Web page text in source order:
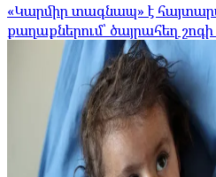
«Կարմիր տագնապ» է
քաղաքներում՝ ծայրահեղ